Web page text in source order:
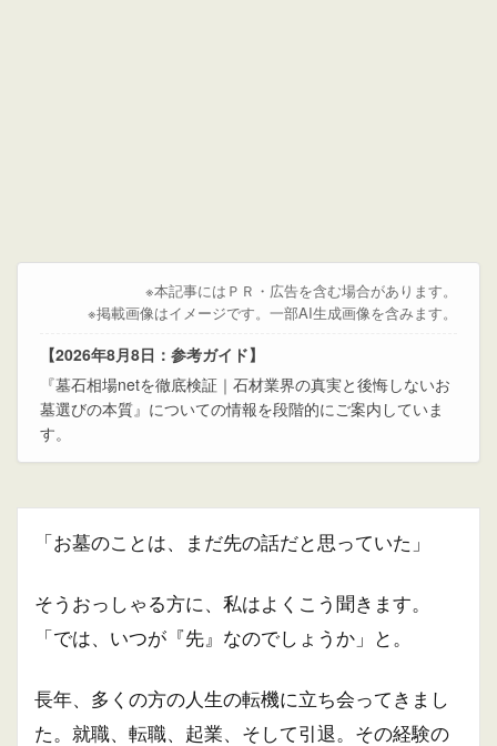
※本記事にはＰＲ・広告を含む場合があります。
※掲載画像はイメージです。一部AI生成画像を含みます。
【2026年8月8日：参考ガイド】
『墓石相場netを徹底検証｜石材業界の真実と後悔しないお
墓選びの本質』についての情報を段階的にご案内していま
す。
「お墓のことは、まだ先の話だと思っていた」
そうおっしゃる方に、私はよくこう聞きます。
「では、いつが『先』なのでしょうか」と。
長年、多くの方の人生の転機に立ち会ってきまし
た。就職、転職、起業、そして引退。その経験の